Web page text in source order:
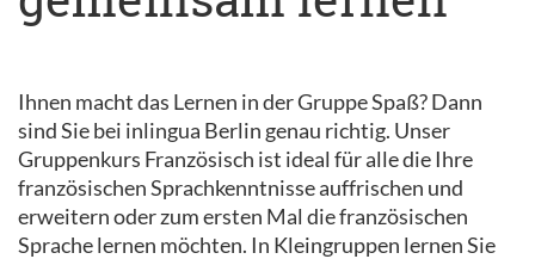
Ihnen macht das Lernen in der Gruppe Spaß? Dann
sind Sie bei inlingua Berlin genau richtig. Unser
Gruppenkurs Französisch ist ideal für alle die Ihre
französischen Sprachkenntnisse auffrischen und
erweitern oder zum ersten Mal die französischen
Sprache lernen möchten. In Kleingruppen lernen Sie